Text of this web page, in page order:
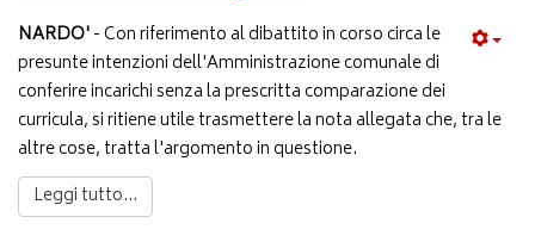
NARDO'- Con riferimento al dibattito in corso circa le
presunte intenzioni dell'Amministrazione comunale di
conferire incarichi senza la prescritta comparazione dei
curricula, si ritiene utile trasmettere la nota allegata che, tra le
altre cose, tratta l'argomento in questione.
Leggi tutto...